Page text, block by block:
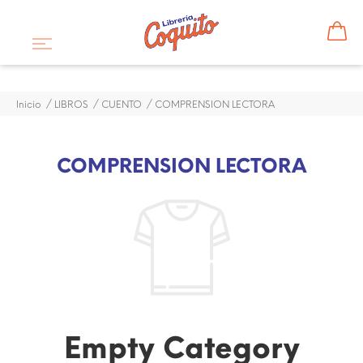
Inicio LIBROS CUENTO COMPRENSION LECTORA
COMPRENSION LECTORA
Empty Category